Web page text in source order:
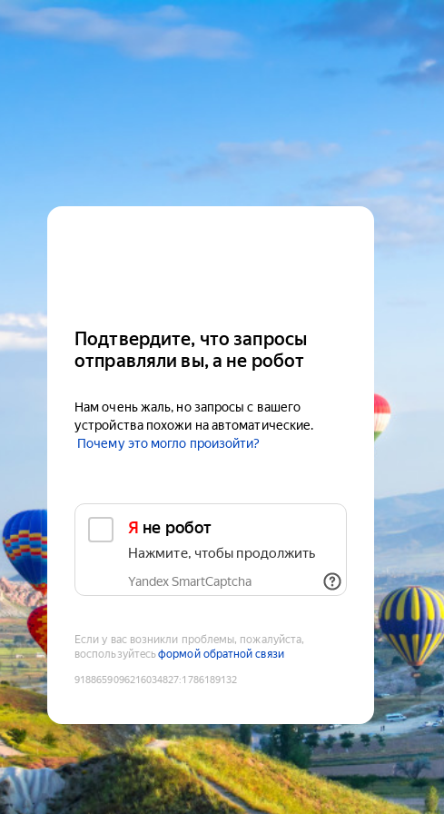
Подтвердите, что запросы
отправляли вы, а не робот
Нам очень жаль, но запросы с вашего
устройства похожи на автоматические.
Почему это могло произойти?
Я не робот
Нажмите, чтобы продолжить
Yandex SmartCaptcha
Если у вас возникли проблемы, пожалуйста,
воспользуйтесьформой обратной связи
9188659096216034827:1786189132